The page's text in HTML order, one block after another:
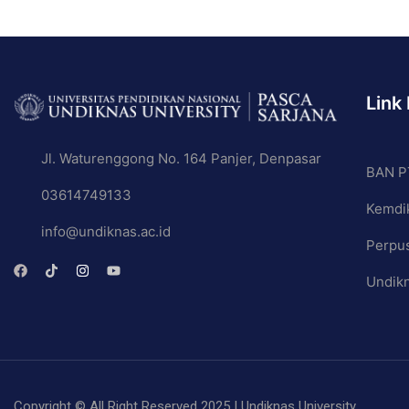
Jl. Waturenggong No. 164 Panjer, Denpasar
03614749133
info@undiknas.ac.id
Link
BAN
BE A
We not only provide students with a pleasant